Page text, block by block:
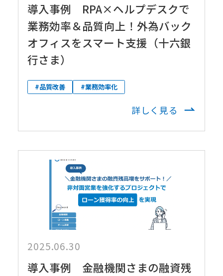
導入事例 RPA×ヘルプデスクで
業務効率＆品質向上！外為バック
オフィスをスマート支援（十六銀
行さま）
#品質改善 #業務効率化
詳しく見る
2025.06.30
導入事例 金融機関さまの融資残